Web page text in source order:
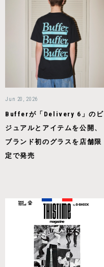
Jun 20, 2026
Bufferが「Delivery 6」のビ
ジュアルとアイテムを公開、
ブランド初のグラスを店舗限
定で発売